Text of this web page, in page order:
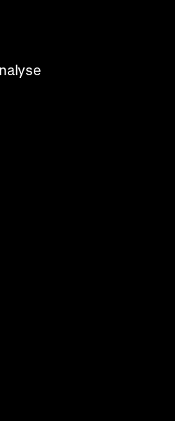
frühe Auseinandersetzung
Filmtons wiederentdecken.
vermerkt.